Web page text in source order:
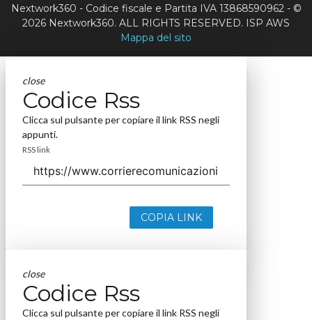
Nextwork360 - Codice fiscale e Partita IVA 13868590962 - ©
2026 Nextwork360. ALL RIGHTS RESERVED. ISP AWS
Mappa del sito
close
Codice Rss
Clicca sul pulsante per copiare il link RSS negli
appunti.
RSS link
COPIA LINK
close
Codice Rss
Clicca sul pulsante per copiare il link RSS negli